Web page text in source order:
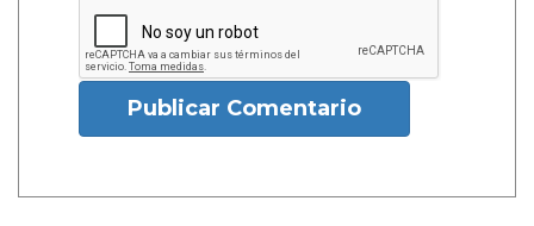
Publicar Comentario